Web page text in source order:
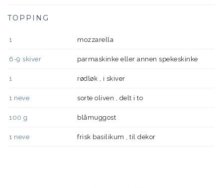
TOPPING
1 mozzarella
6-9 skiver parmaskinke eller annen spekeskinke
1 rødløk , i skiver
1 neve sorte oliven , delt i to
100 g blåmuggost
1 neve frisk basilikum , til dekor